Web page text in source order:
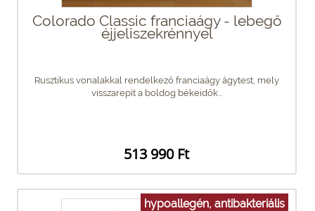
Colorado Classic franciaágy - lebegő
éjjeliszekrénnyel
Rusztikus vonalakkal rendelkező franciaágy ágytest, mely
visszarepít a boldog békeidők...
513 990 Ft
hypoallegén, antibakteriális